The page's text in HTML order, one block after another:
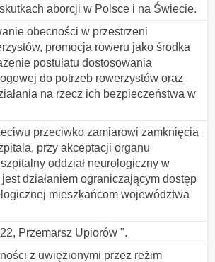
aborcji w Polsce i na Świecie.
obecności w przestrzeni
promocja roweru jako środka
postulatu dostosowania
do potrzeb rowerzystów oraz
na rzecz ich bezpieczeństwa w
przeciwko zamiarowi zamknięcia
przy akceptacji organu
oddział neurologiczny w
działaniem ograniczającym dostęp
mieszkańcom województwa
Przemarsz Upiorów ".
z uwięzionymi przez reżim